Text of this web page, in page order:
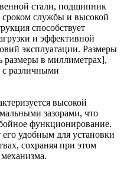
стали, подшипник
службы и высокой
способствует
и эффективной
эксплуатации. Размеры
размеры в миллиметрах],
с различными
высокой
зазорами, что
функционирование.
удобным для установки
сохраняя при этом